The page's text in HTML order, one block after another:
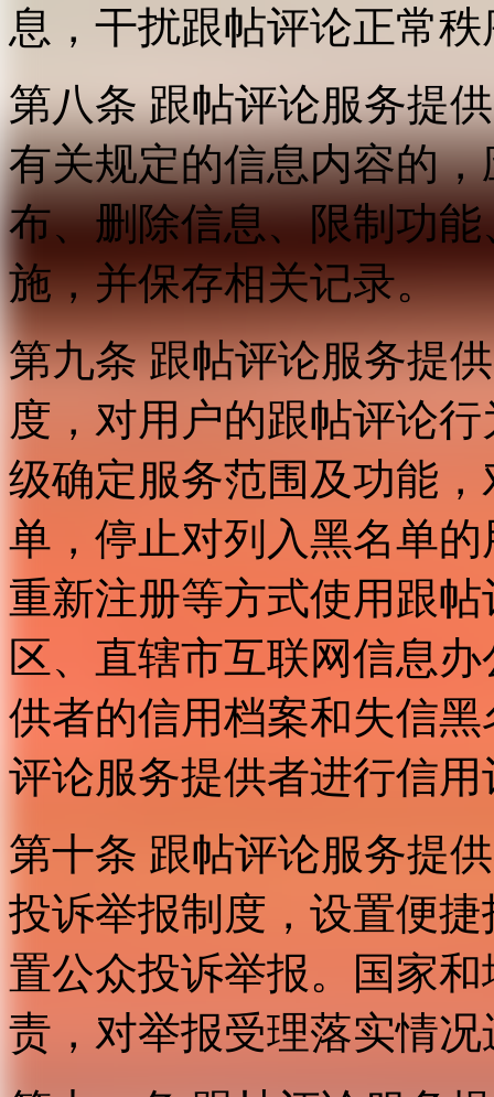
息，干扰跟帖评论正常
第八条 跟帖评论服务提
有关规定的信息内容的
布、删除信息、限制功
施，并保存相关记录。
第九条 跟帖评论服务提
度，对用户的跟帖评论
级确定服务范围及功能
单，停止对列入黑名单
重新注册等方式使用跟
区、直辖市互联网信息
供者的信用档案和失信
评论服务提供者进行信用
第十条 跟帖评论服务提
投诉举报制度，设置便
置公众投诉举报。国家
责，对举报受理落实情